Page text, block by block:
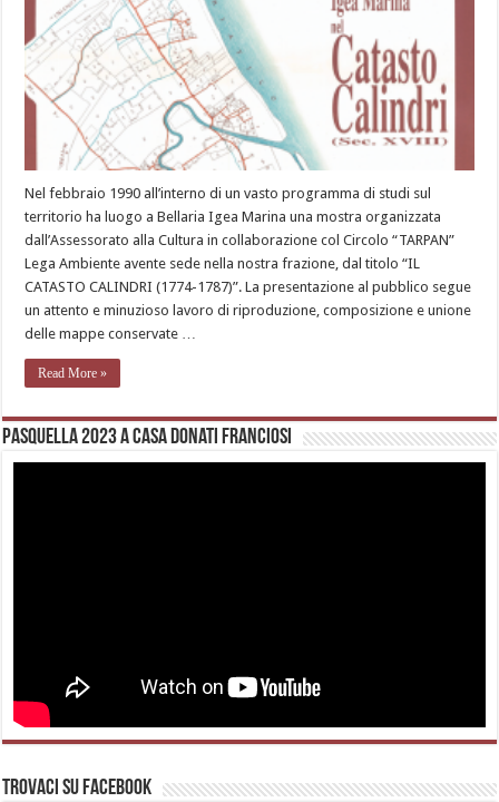
Nel febbraio 1990 all’interno di un vasto programma di studi sul
territorio ha luogo a Bellaria Igea Marina una mostra organizzata
dall’Assessorato alla Cultura in collaborazione col Circolo “TARPAN”
Lega Ambiente avente sede nella nostra frazione, dal titolo “IL
CATASTO CALINDRI (1774-1787)”. La presentazione al pubblico segue
un attento e minuzioso lavoro di riproduzione, composizione e unione
delle mappe conservate …
Read More »
Pasquella 2023 a casa Donati Franciosi
Trovaci su Facebook